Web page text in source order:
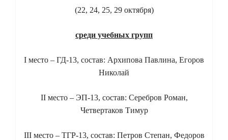
(22, 24, 25, 29 октября)
среди учебных групп
I место – ГД-13, состав: Архипова Павлина, Егоров
Николай
II место – ЭП-13, состав: Серебров Роман,
Четвертаков Тимур
III место – ТГР-13, состав: Петров Степан, Федоров